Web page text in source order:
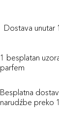
Dostava unutar
1 besplatan
parfem
Besplatna
narudźbe preko